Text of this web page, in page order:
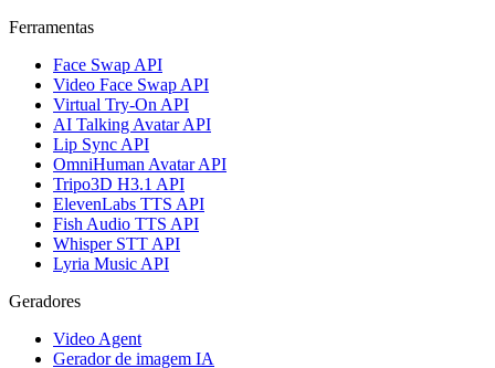
Ferramentas
Face Swap API
Video Face Swap API
Virtual Try-On API
AI Talking Avatar API
Lip Sync API
OmniHuman Avatar API
Tripo3D H3.1 API
ElevenLabs TTS API
Fish Audio TTS API
Whisper STT API
Lyria Music API
Geradores
Video Agent
Gerador de imagem IA